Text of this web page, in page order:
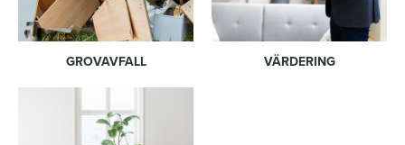
GROVAVFALL VÄRDERING